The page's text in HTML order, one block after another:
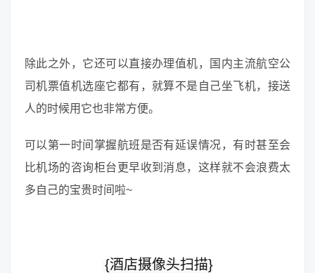
除此之外，它还可以直接办理值机，国内主流航空公
司机票值机选座它都有，就算不是自己坐飞机，接送
人的时候用它也非常方便。
可以第一时间掌握航班是否有延误情况，有时甚至会
比机场的咨询柜台更早收到消息，这样就不会浪费太
多自己的宝贵时间啦~
{酒店摄像头扫描}